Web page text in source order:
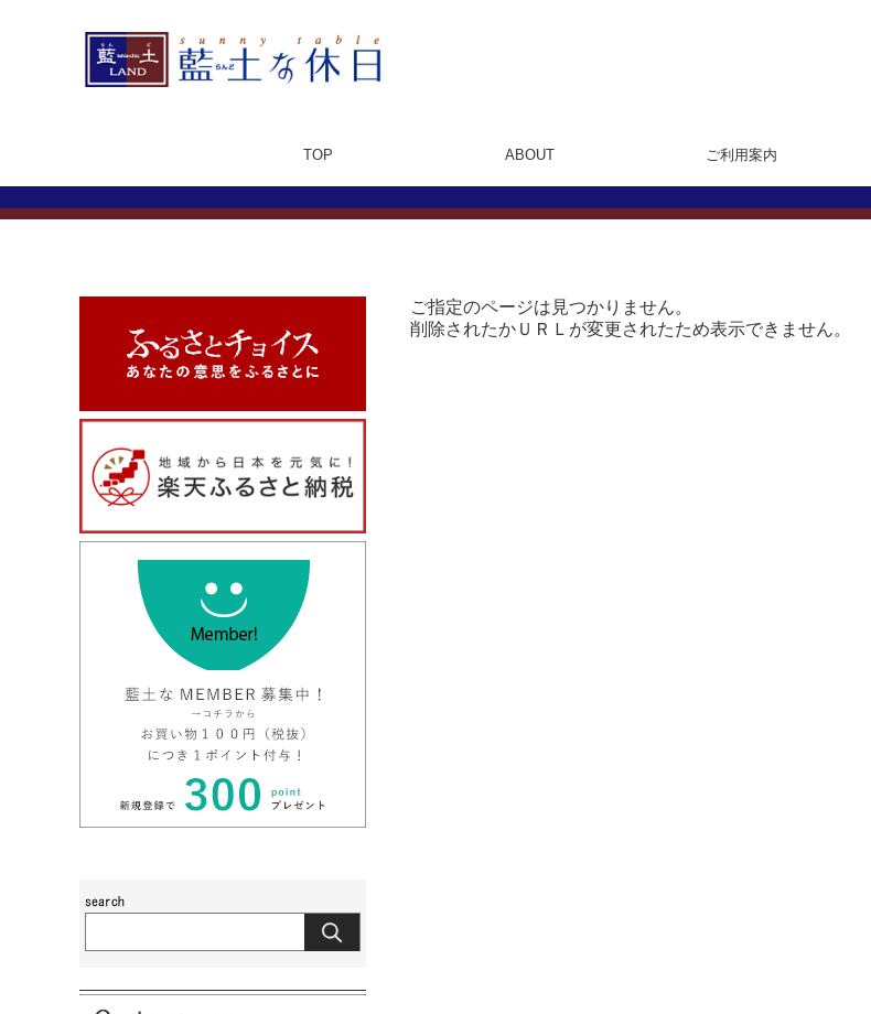
TOP ABOUT ご利用案内
ご指定のページは見つかりません。
削除されたかＵＲＬが変更されたため表示できません。